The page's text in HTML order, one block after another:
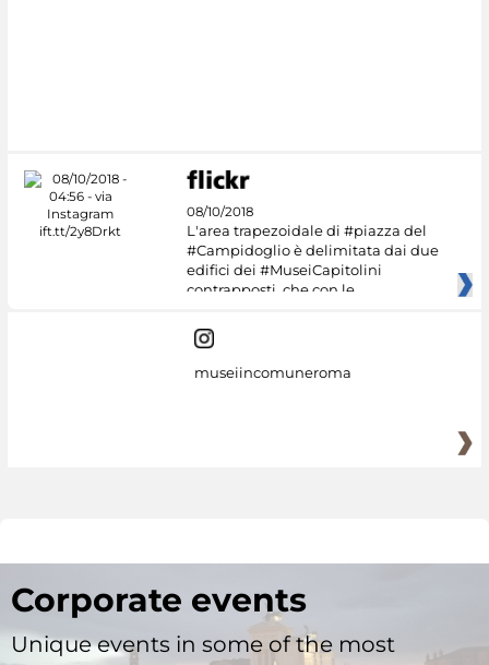
08/10/2018
L'area trapezoidale di #piazza del
#Campidoglio è delimitata dai due
edifici dei #MuseiCapitolini
contrapposti, che con le
museiincomuneroma
Corporate events
Unique events in some of the most